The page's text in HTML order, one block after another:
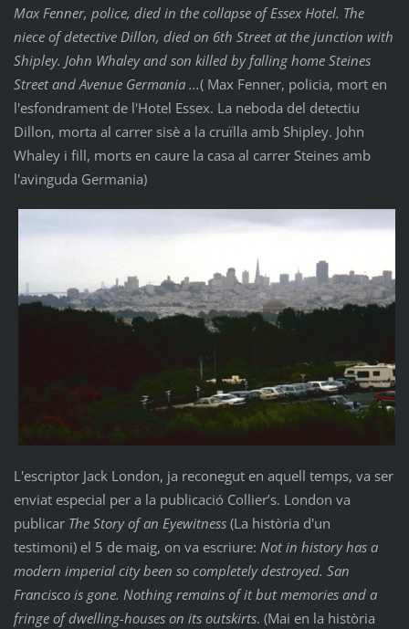
Max Fenner, police, died in the collapse of Essex Hotel. The
niece of detective Dillon, died on 6th Street at the junction with
Shipley. John Whaley and son killed by falling home Steines
Street and Avenue Germania ...( Max Fenner, policia, mort en
l'esfondrament de l'Hotel Essex. La neboda del detectiu
Dillon, morta al carrer sisè a la cruïlla amb Shipley. John
Whaley i fill, morts en caure la casa al carrer Steines amb
l'avinguda Germania)
L'escriptor Jack London, ja reconegut en aquell temps, va ser
enviat especial per a la publicació Collier’s. London va
publicar The Story of an Eyewitness(La història d'un
testimoni) el 5 de maig, on va escriure: Not in history has a
modern imperial city been so completely destroyed. San
Francisco is gone. Nothing remains of it but memories and a
fringe of dwelling-houses on its outskirts. ​​(Mai en la història